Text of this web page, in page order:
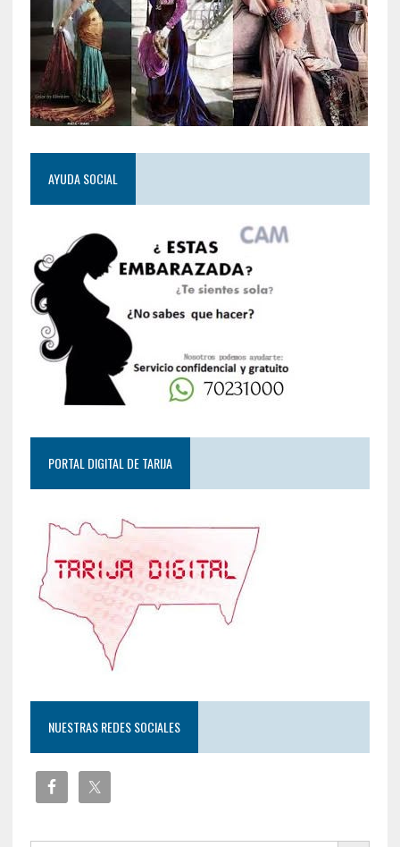
AYUDA SOCIAL
PORTAL DIGITAL DE TARIJA
NUESTRAS REDES SOCIALES
Botón de búsqueda